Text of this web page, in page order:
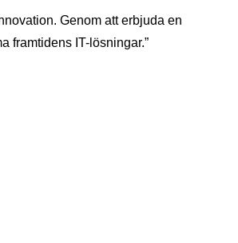
Genom att erbjuda en
framtidens IT-lösningar.”